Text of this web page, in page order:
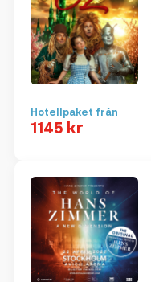
Hotellpaket från
1145 kr